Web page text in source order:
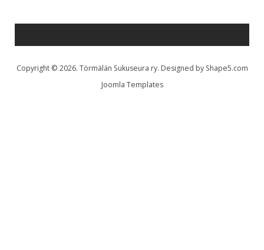
Copyright © 2026. Törmälän Sukuseura ry. Designed by Shape5.com
Joomla Templates